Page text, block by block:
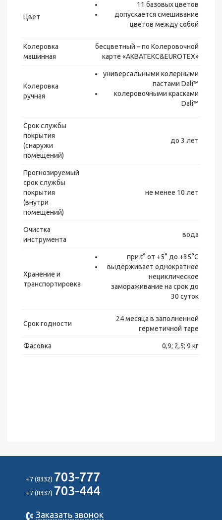
Цвет
11 базовых цветов
допускается смешивание
цветов между собой
Колеровка
машинная
бесцветный – по Колеровочной
карте «AКВАТЕКС&EUROTEX»
Колеровка
ручная
универсальными колерными
пастами Dali™
колеровочными красками
Dali™
Срок службы
покрытия
(снаружи
помещений)
до 3 лет
Прогнозируемый
срок службы
покрытия
(внутри
помещений)
не менее 10 лет
Очистка
инструмента
вода
Хранение и
транспортировка
при t° от +5° до +35°С
выдерживает однократное
нециклическое
замораживание на срок до
30 суток
Срок годности
24 месяца в заполненной
герметичной таре
Фасовка 0,9; 2,5; 9 кг
+7 (8332) 703-777
+7 (8332) 703-444
Заказать звонок